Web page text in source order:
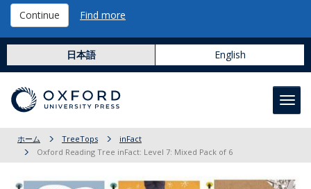
Continue Find more
日本語 English
ホーム TreeTops
inFact
Oxford Reading Tree inFact: Level 7: Mixed Pack of 6